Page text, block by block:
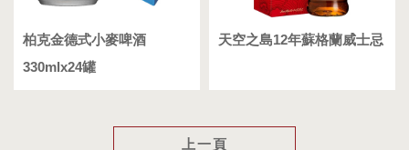
柏克金德式小麥啤酒
330mlx24罐
天空之島12年蘇格蘭威士忌
上一頁